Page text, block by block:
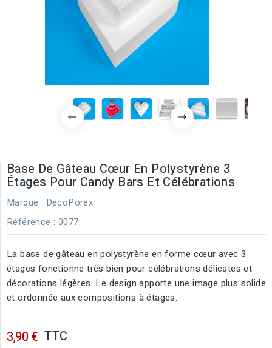
Base De Gâteau Cœur En Polystyrène 3
Étages Pour Candy Bars Et Célébrations
Marque : DecoPorex
Référence : 0077
La base de gâteau en polystyrène en forme cœur avec 3
étages fonctionne très bien pour célébrations délicates et
décorations légères. Le design apporte une image plus solide
et ordonnée aux compositions à étages.
3,90 € TTC